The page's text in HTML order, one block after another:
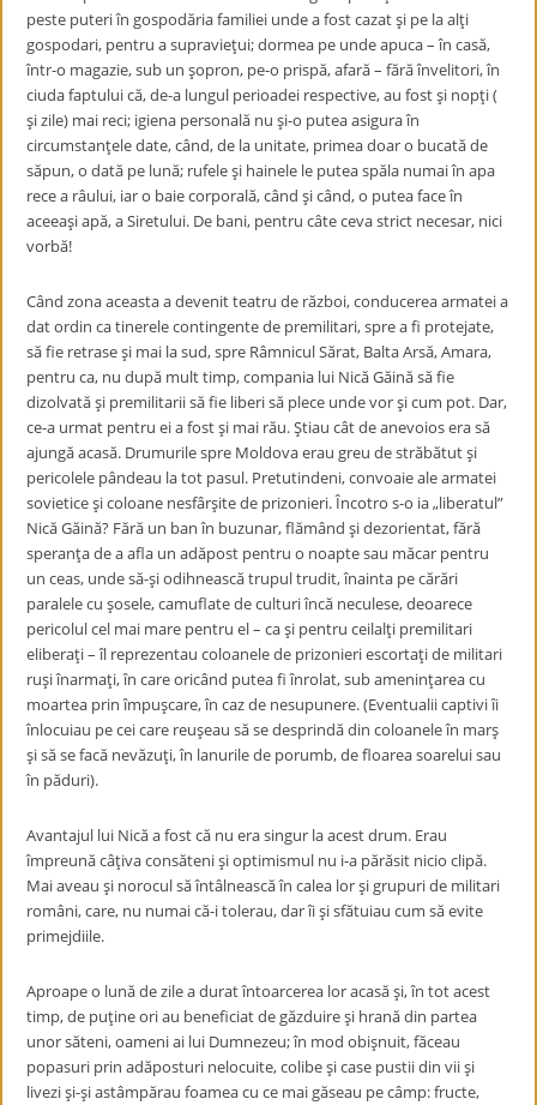
peste puteri în gospodăria familiei unde a fost cazat şi pe la alţi
gospodari, pentru a supravieţui; dormea pe unde apuca – în casă,
într-o magazie, sub un şopron, pe-o prispă, afară – fără învelitori, în
ciuda faptului că, de-a lungul perioadei respective, au fost şi nopţi (
şi zile) mai reci; igiena personală nu şi-o putea asigura în
circumstanţele date, când, de la unitate, primea doar o bucată de
săpun, o dată pe lună; rufele şi hainele le putea spăla numai în apa
rece a râului, iar o baie corporală, când şi când, o putea face în
aceeaşi apă, a Siretului. De bani, pentru câte ceva strict necesar, nici
vorbă!
Când zona aceasta a devenit teatru de război, conducerea armatei a
dat ordin ca tinerele contingente de premilitari, spre a fi protejate,
să fie retrase şi mai la sud, spre Râmnicul Sărat, Balta Arsă, Amara,
pentru ca, nu după mult timp, compania lui Nică Găină să fie
dizolvată şi premilitarii să fie liberi să plece unde vor şi cum pot. Dar,
ce-a urmat pentru ei a fost şi mai rău. Ştiau cât de anevoios era să
ajungă acasă. Drumurile spre Moldova erau greu de străbătut şi
pericolele pândeau la tot pasul. Pretutindeni, convoaie ale armatei
sovietice şi coloane nesfârşite de prizonieri. Încotro s-o ia „liberatul”
Nică Găină? Fără un ban în buzunar, flămând şi dezorientat, fără
speranţa de a afla un adăpost pentru o noapte sau măcar pentru
un ceas, unde să-şi odihnească trupul trudit, înainta pe cărări
paralele cu şosele, camuflate de culturi încă neculese, deoarece
pericolul cel mai mare pentru el – ca şi pentru ceilalţi premilitari
eliberaţi – îl reprezentau coloanele de prizonieri escortaţi de militari
ruşi înarmaţi, în care oricând putea fi înrolat, sub ameninţarea cu
moartea prin împuşcare, în caz de nesupunere. (Eventualii captivi îi
înlocuiau pe cei care reuşeau să se desprindă din coloanele în marş
şi să se facă nevăzuţi, în lanurile de porumb, de floarea soarelui sau
în păduri).
Avantajul lui Nică a fost că nu era singur la acest drum. Erau
împreună câţiva consăteni şi optimismul nu i-a părăsit nicio clipă.
Mai aveau şi norocul să întâlnească în calea lor şi grupuri de militari
români, care, nu numai că-i tolerau, dar îi şi sfătuiau cum să evite
primejdiile.
Aproape o lună de zile a durat întoarcerea lor acasă şi, în tot acest
timp, de puţine ori au beneficiat de găzduire şi hrană din partea
unor săteni, oameni ai lui Dumnezeu; în mod obişnuit, făceau
popasuri prin adăposturi nelocuite, colibe şi case pustii din vii şi
livezi şi-şi astâmpărau foamea cu ce mai găseau pe câmp: fructe,